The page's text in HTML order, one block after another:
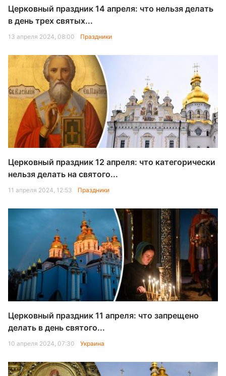
Церковный праздник 14 апреля: что нельзя делать
в день трех святых...
13 апреля 2024, 08:00 Праздники
Церковный праздник 12 апреля: что категорически
нельзя делать на святого...
11 апреля 2024, 12:53 Праздники
Церковный праздник 11 апреля: что запрещено
делать в день святого...
10 апреля 2024, 07:30 Украина